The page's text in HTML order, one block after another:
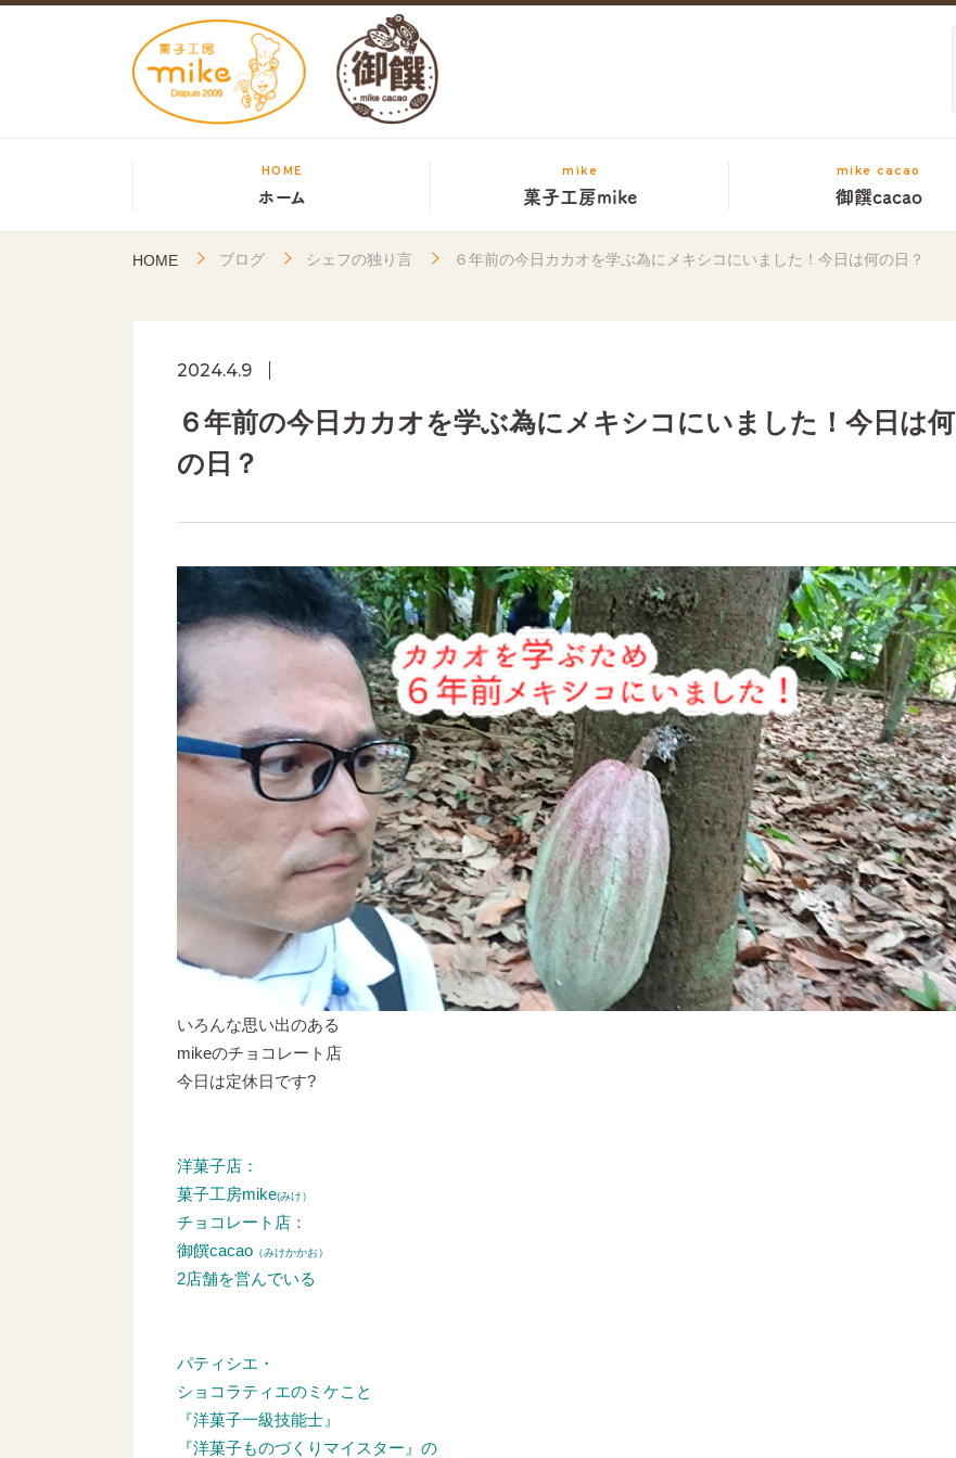
HOME
ホーム
mike
菓子工房mike
mike cacao
御饌cacao
HOME ブログ シェフの独り言 ６年前の今日カカオを学ぶ為にメキシコにいました！今日は何の日？
2024.4.9
６年前の今日カカオを学ぶ為にメキシコにいました！今日は何
の日？
いろんな思い出のある
mikeのチョコレート店
今日は定休日です?
洋菓子店：
菓子工房mike(みけ）
チョコレート店：
御饌cacao （みけかかお）
2店舗を営んでいる
パティシエ・
ショコラティエのミケこと
『洋菓子一級技能士』
『洋菓子ものづくりマイスター』の